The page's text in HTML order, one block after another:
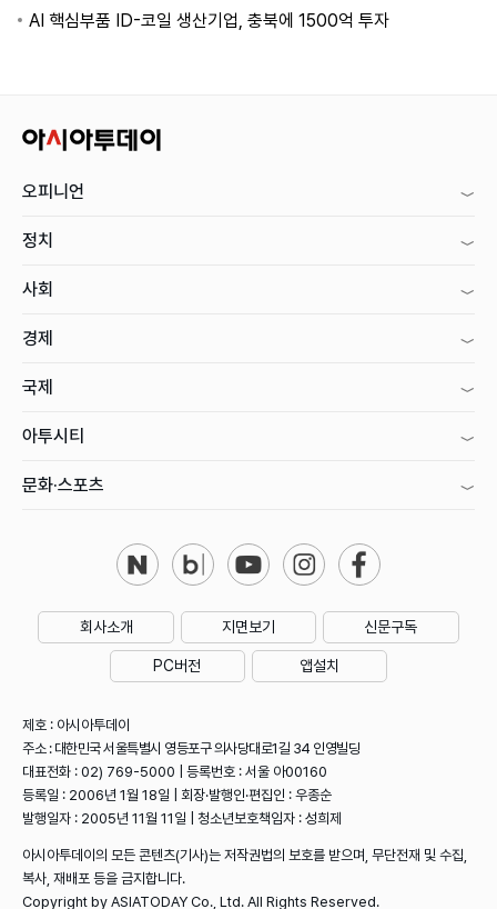
AI 핵심부품 ID-코일 생산기업, 충북에 1500억 투자
오피니언
정치
사회
경제
국제
아투시티
문화·스포츠
회사소개 지면보기 신문구독
PC버전 앱설치
제호 : 아시아투데이
주소 : 대한민국 서울특별시 영등포구 의사당대로1길 34 인영빌딩
대표전화 : 02) 769-5000 | 등록번호 : 서울 아00160
등록일 : 2006년 1월 18일 | 회장·발행인·편집인 : 우종순
발행일자 : 2005년 11월 11일 | 청소년보호책임자 : 성희제
아시아투데이의 모든 콘텐츠(기사)는 저작권법의 보호를 받으며, 무단전재 및 수집,
복사, 재배포 등을 금지합니다.
Copyright by ASIATODAY Co., Ltd. All Rights Reserved.